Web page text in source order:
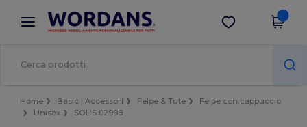
× App Wordans
Prezzi migliori sull'app!
Scarica app
Home Basic | Accessori Felpe & Tute
Felpe con cappuccio
Unisex
SOL'S 02998